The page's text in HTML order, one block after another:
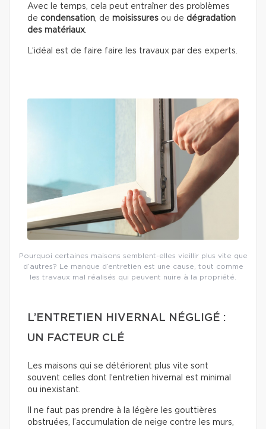
Avec le temps, cela peut entraîner des problèmes
de condensation, de moisissures ou de dégradation
des matériaux.
L’idéal est de faire faire les travaux par des experts.
Pourquoi certaines maisons semblent-elles vieillir plus vite que
d’autres? Le manque d’entretien est une cause, tout comme
les travaux mal réalisés qui peuvent nuire à la propriété.
L’ENTRETIEN HIVERNAL NÉGLIGÉ :
UN FACTEUR CLÉ
Les maisons qui se détériorent plus vite sont
souvent celles dont l’entretien hivernal est minimal
ou inexistant.
Il ne faut pas prendre à la légère les gouttières
obstruées, l’accumulation de neige contre les murs,